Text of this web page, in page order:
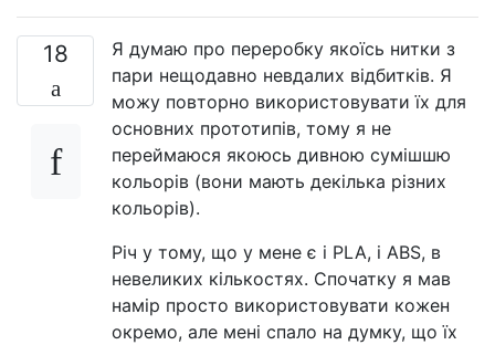
18
Я думаю про переробку якоїсь нитки з
пари нещодавно невдалих відбитків. Я
можу повторно використовувати їх для
основних прототипів, тому я не
переймаюся якоюсь дивною сумішшю
кольорів (вони мають декілька різних
кольорів).
Річ у тому, що у мене є і PLA, і ABS, в
невеликих кількостях. Спочатку я мав
намір просто використовувати кожен
окремо, але мені спало на думку, що їх